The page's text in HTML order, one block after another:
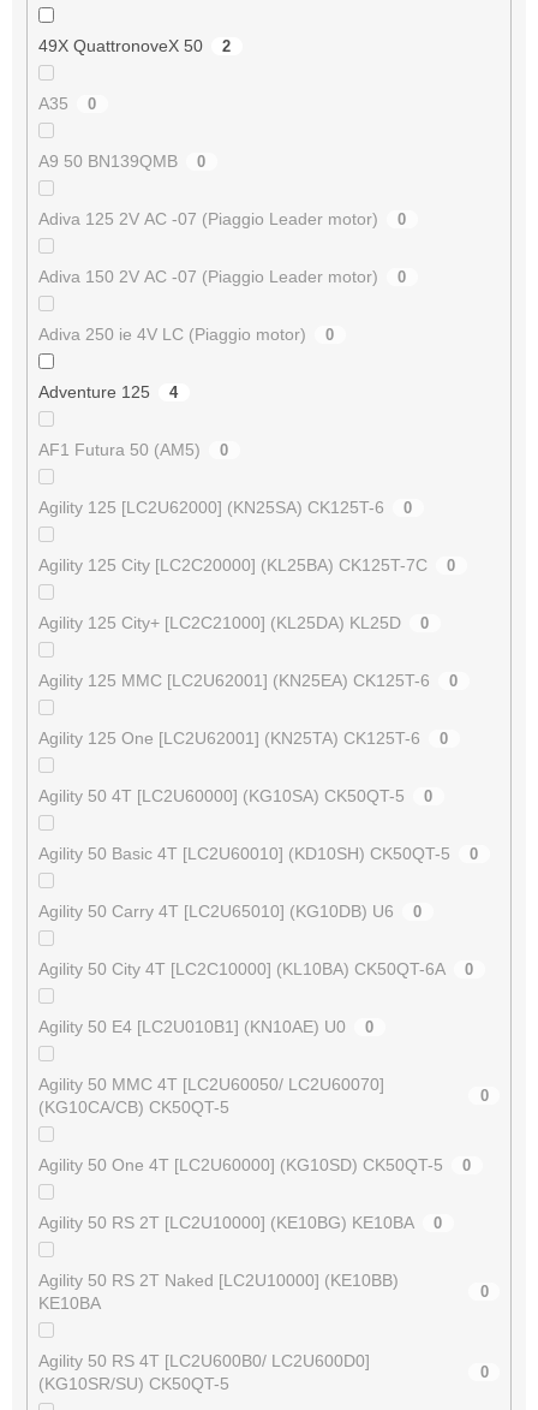
49X QuattronoveX 50 2
A35 0
A9 50 BN139QMB 0
Adiva 125 2V AC -07 (Piaggio Leader motor) 0
Adiva 150 2V AC -07 (Piaggio Leader motor) 0
Adiva 250 ie 4V LC (Piaggio motor) 0
Adventure 125 4
AF1 Futura 50 (AM5) 0
Agility 125 [LC2U62000] (KN25SA) CK125T-6 0
Agility 125 City [LC2C20000] (KL25BA) CK125T-7C 0
Agility 125 City+ [LC2C21000] (KL25DA) KL25D 0
Agility 125 MMC [LC2U62001] (KN25EA) CK125T-6 0
Agility 125 One [LC2U62001] (KN25TA) CK125T-6 0
Agility 50 4T [LC2U60000] (KG10SA) CK50QT-5 0
Agility 50 Basic 4T [LC2U60010] (KD10SH) CK50QT-5 0
Agility 50 Carry 4T [LC2U65010] (KG10DB) U6 0
Agility 50 City 4T [LC2C10000] (KL10BA) CK50QT-6A 0
Agility 50 E4 [LC2U010B1] (KN10AE) U0 0
Agility 50 MMC 4T [LC2U60050/ LC2U60070]
(KG10CA/CB) CK50QT-5
0
Agility 50 One 4T [LC2U60000] (KG10SD) CK50QT-5 0
Agility 50 RS 2T [LC2U10000] (KE10BG) KE10BA 0
Agility 50 RS 2T Naked [LC2U10000] (KE10BB)
KE10BA
0
Agility 50 RS 4T [LC2U600B0/ LC2U600D0]
(KG10SR/SU) CK50QT-5
0